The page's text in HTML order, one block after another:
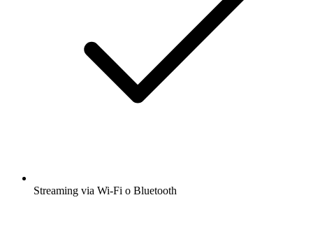
Streaming via Wi-Fi o Bluetooth